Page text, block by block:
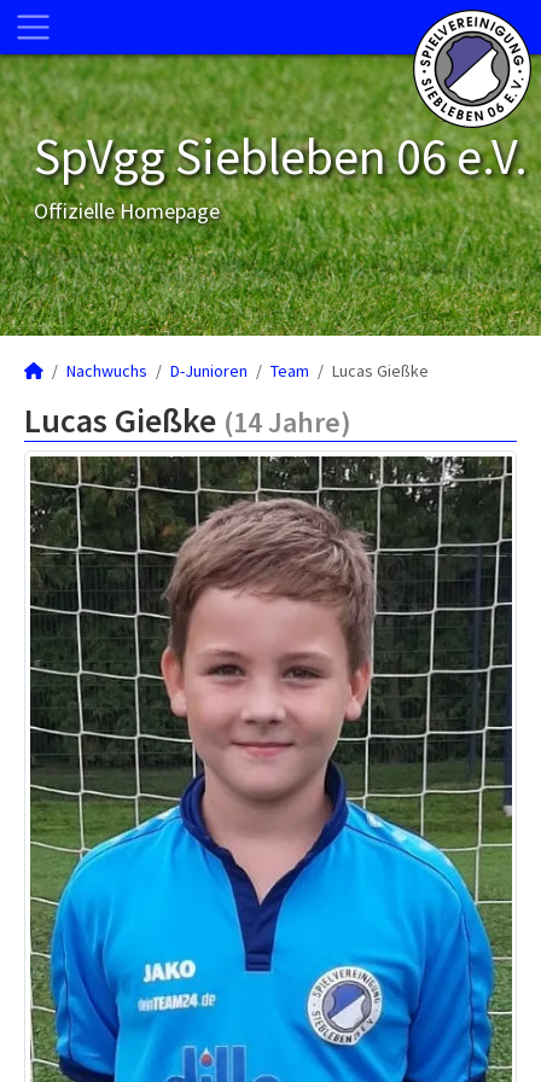
SpVgg Siebleben 06 e.V.
Offizielle Homepage
Nachwuchs D-Junioren Team Lucas Gießke
Lucas Gießke (14 Jahre)